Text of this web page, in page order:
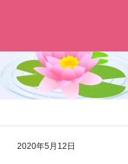
2020年5月12日